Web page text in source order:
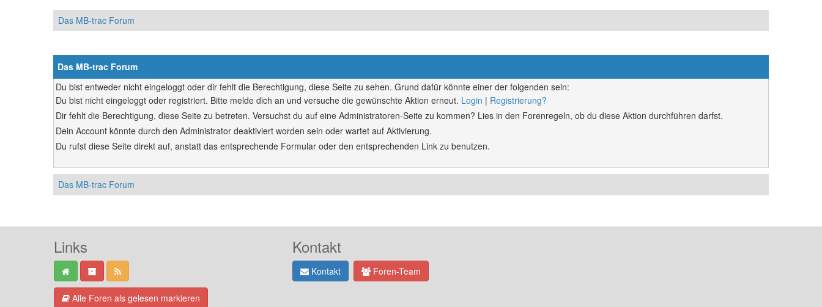
Das MB-trac Forum
Das MB-trac Forum
Du bist entweder nicht eingeloggt oder dir fehlt die Berechtigung, diese Seite zu sehen. Grund dafür könnte einer der folgenden sein:
Du bist nicht eingeloggt oder registriert. Bitte melde dich an und versuche die gewünschte Aktion erneut. Login | Registrierung?
Dir fehlt die Berechtigung, diese Seite zu betreten. Versuchst du auf eine Administratoren-Seite zu kommen? Lies in den Forenregeln, ob du diese Aktion durchführen darfst.
Dein Account könnte durch den Administrator deaktiviert worden sein oder wartet auf Aktivierung.
Du rufst diese Seite direkt auf, anstatt das entsprechende Formular oder den entsprechenden Link zu benutzen.
Das MB-trac Forum
Links
Alle Foren als gelesen markieren
Kontakt
Kontakt Foren-Team